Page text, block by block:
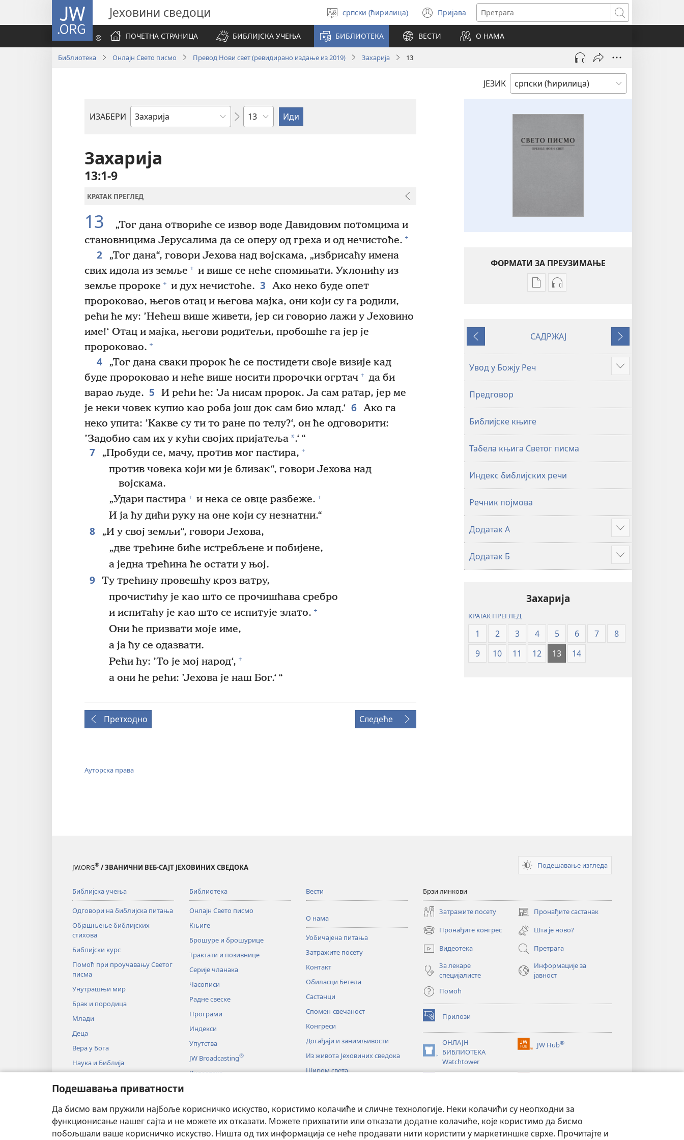
Подешавања приватности
Да бисмо вам пружили најбоље корисничко искуство, користимо колачиће и сличне технологије. Неки колачићи су неопходни за
функционисање нашег сајта и не можете их отказати. Можете прихватити или отказати додатне колачиће, које користимо да бисмо
побољшали ваше корисничко искуство. Ништа од тих информација се неће продавати нити користити у маркетиншке сврхе. Прочитајте и
JW.ORG Јеховини сведоци
Изабери
језик
српски (ћирилица) Пријава
(отвара
нови
прозор)
Претрага
ПОЧЕТНА СТРАНИЦА
БИБЛИЈСКА УЧЕЊА БИБЛИОТЕКА ВЕСТИ О НАМА
Библиотека Онлајн Свето писмо Превод Нови свет (ревидирано издање из 2019) Захарија 13
ЈЕЗИК
ИЗАБЕРИ
Библијска
Поглавље
Захарија
13:1-9
КРАТАК ПРЕГЛЕД
13
„Тог дана отвориће се извор воде Давидовим потомцима и
становницима Јерусалима да се оперу од греха и од нечистоће. +
2
„Тог дана“, говори Јехова над војскама, „избрисаћу имена
свих идола из земље + и више се неће спомињати. Уклонићу из
земље пророке + и дух нечистоће. 3
Ако неко буде опет
пророковао, његов отац и његова мајка, они који су га родили,
рећи ће му: ’Нећеш више живети, јер си говорио лажи у Јеховино
име!‘ Отац и мајка, његови родитељи, пробошће га јер је
пророковао. +
4
„Тог дана сваки пророк ће се постидети своје визије кад
буде пророковао и неће више носити пророчки огртач + да би
варао људе. 5
И рећи ће: ’Ја нисам пророк. Ја сам ратар, јер ме
је неки човек купио као роба још док сам био млад.‘ 6 Ако га
неко упита: ’Какве су ти то ране по телу?‘, он ће одговорити:
’Задобио сам их у кући својих пријатеља*.‘ “
7 „Пробуди се, мачу, против мог пастира, +
против човека који ми је близак“, говори Јехова над
војскама.
„Удари пастира + и нека се овце разбеже. +
И ја ћу дићи руку на оне који су незнатни.“
8
„И у свој земљи“, говори Јехова,
„две трећине биће истребљене и побијене,
а једна трећина ће остати у њој.
9 Ту трећину провешћу кроз ватру,
прочистићу је као што се прочишћава сребро
и испитаћу је као што се испитује злато. +
Они ће призвати моје име,
а ја ћу се одазвати.
Рећи ћу: ’То је мој народ‘, +
а они ће рећи: ’Јехова је наш Бог.‘ “
Претходно Следеће
Ауторска права
ФОРМАТИ ЗА ПРЕУЗИМАЊЕ
Формати
публикација
свет
издање
из
2019)
Формати
садржаја
свет
издање
из
2019)
Претходно
САДРЖАЈ
Следеће
Увод у Божју Реч Више
Предговор
Библијске књиге
Табела књига Светог писма
Индекс библијских речи
Речник појмова
Додатак А Више
Додатак Б Више
Захарија
КРАТАК ПРЕГЛЕД
1 2 3 4 5 6 7
8
9
10 11 12 13 14
JW.ORG® / ЗВАНИЧНИ ВЕБ-САЈТ ЈЕХОВИНИХ СВЕДОКА Подешавање изгледа
Библијска учења
Одговори на библијска питања
Објашњење библијских
стихова
Библијски курс
Помоћ при проучавању Светог
писма
Унутрашњи мир
Брак и породица
Млади
Деца
Вера у Бога
Наука и Библија
Библиотека
Онлајн Свето писмо
Књиге
Брошуре и брошурице
Трактати и позивнице
Серије чланака
Часописи
Радне свеске
Програми
Индекси
Упутства
JW Broadcasting®
Видеотека
Драмско читање Светог писма
Вести
О нама
Уобичајена питања
Затражите посету
Контакт
Обиласци Бетела
Састанци
Спомен-свечаност
Конгреси
Догађаји и занимљивости
Из живота Јеховиних сведока
Широм света
Брзи линкови
Затражите посету Пронађите састанак
(отвара
нови
прозор)
Пронађите конгрес
(отвара
нови
прозор)
Шта је ново?
Видеотека
Претрага
За лекаре
специјалисте
Информације за
јавност
Помоћ
Прилози
(отвара
нови
прозор)ОНЛАЈН
БИБЛИОТЕКА
Watchtower
(отвара
JW Hub®
(отвара